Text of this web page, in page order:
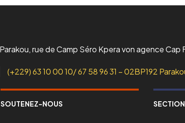
Parakou, rue de Camp Séro Kpera von agence Cap
(+229) 63 10 00 10/ 67 58 96 31 – 02BP192
SOUTENEZ-NOUS